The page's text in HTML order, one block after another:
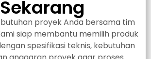
Sekarang
proyek Anda bersama tim
siap membantu memilih produk
spesifikasi teknis, kebutuhan